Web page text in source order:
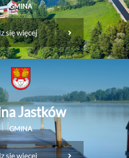
GMINA
się więcej
Jastków
GMINA
się więcej